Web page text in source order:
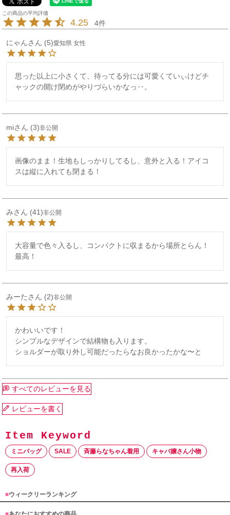
4.25 4
にゃん 5 愛知県 女性
思った以上に小さくて、待ってる分には可愛くていぃけどチ
ャックの開け閉めがやりづらいかなっ‥。
mi 3 非公開
画像のまま！生地もしっかりしてるし、意外と入る！アイコ
スは縦に入れても閉まる！
み 41 非公開
大容量で色々入るし、コンパクトに収まるから場所とらん！
最高！
みーた 2 非公開
かわいいです！
シンプルなデザインで結構物も入ります。
ショルダーが取り外し可能だったらなお良かったかな〜と
すべてのレビューを見る
レビューを書く
ミニバッグ SALE 斉藤らなちゃん着用 キャバ嬢さん小物
再入荷
■ウィークリーランキング